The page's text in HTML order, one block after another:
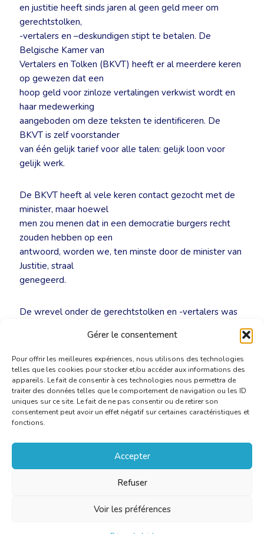
Gérer le consentement
Pour offrir les meilleures expériences, nous utilisons des technologies
telles que les cookies pour stocker et/ou accéder aux informations des
appareils. Le fait de consentir à ces technologies nous permettra de
traiter des données telles que le comportement de navigation ou les ID
uniques sur ce site. Le fait de ne pas consentir ou de retirer son
consentement peut avoir un effet négatif sur certaines caractéristiques et
fonctions.
Accepter
Refuser
Voir les préférences
en justitie heeft sinds jaren al geen geld meer om
gerechtstolken,
-vertalers en –deskundigen stipt te betalen. De
Belgische Kamer van
Vertalers en Tolken (BKVT) heeft er al meerdere keren
op gewezen dat een
hoop geld voor zinloze vertalingen verkwist wordt en
haar medewerking
aangeboden om deze teksten te identificeren. De
BKVT is zelf voorstander
van één gelijk tarief voor alle talen: gelijk loon voor
gelijk werk.
De BKVT heeft al vele keren contact gezocht met de
minister, maar hoewel
men zou menen dat in een democratie burgers recht
zouden hebben op een
antwoord, worden we, ten minste door de minister van
Justitie, straal
genegeerd.
De wrevel onder de gerechtstolken en -vertalers was